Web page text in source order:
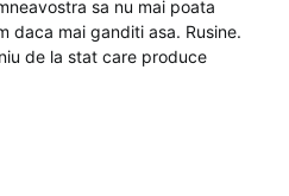
sa nu mai poata
daca mai ganditi asa. Rusine.
de la stat care produce